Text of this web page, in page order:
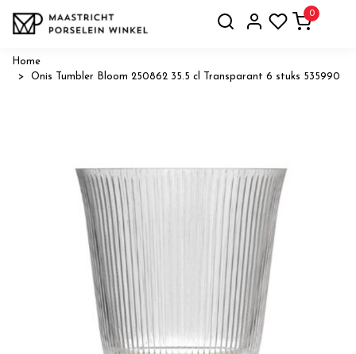
0
Home
Onis Tumbler Bloom 250862 35.5 cl Transparant 6 stuks 535990